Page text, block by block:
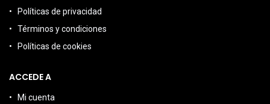
Políticas de privacidad
Términos y condiciones
Políticas de cookies
ACCEDE A
Mi cuenta